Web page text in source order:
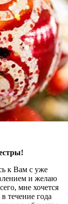
к Вам с уже
и желаю
мне хочется
течение года